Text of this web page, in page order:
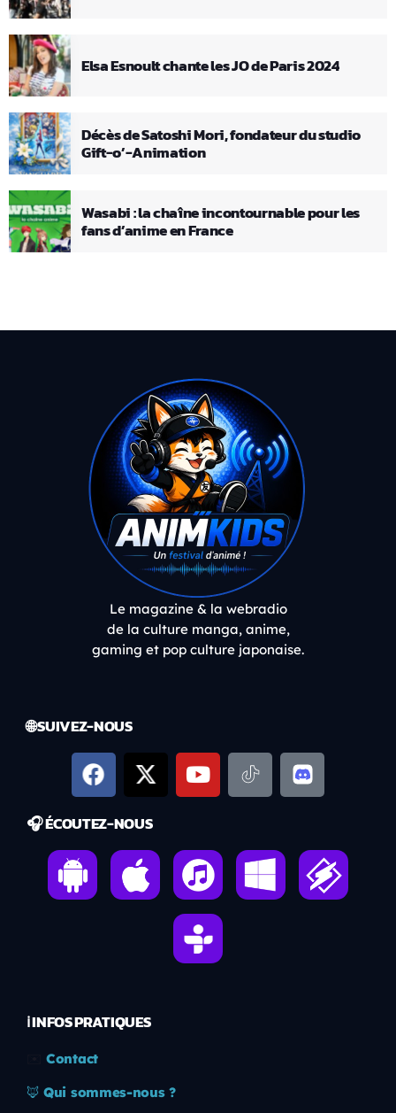
Elsa Esnoult chante les JO de Paris 2024
Décès de Satoshi Mori, fondateur du studio
Gift-o’-Animation
Wasabi : la chaîne incontournable pour les
fans d’anime en France
Le magazine & la webradio
de la culture manga, anime,
gaming et pop culture japonaise.
🌐 SUIVEZ-NOUS
🎧 ÉCOUTEZ-NOUS
ℹ️ INFOS PRATIQUES
Contact
🦊 Qui sommes-nous ?